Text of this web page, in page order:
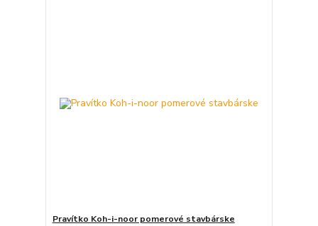
Pravítko Koh-i-noor pomerové stavbárske